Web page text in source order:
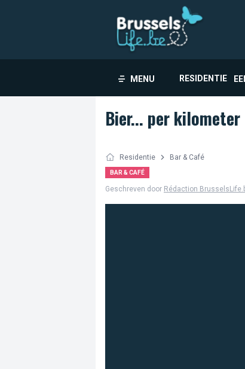
MENU RESIDENTIE
Bier... per kilometer
Residentie Bar & Café
BAR & CAFÉ
Geschreven door Rédaction